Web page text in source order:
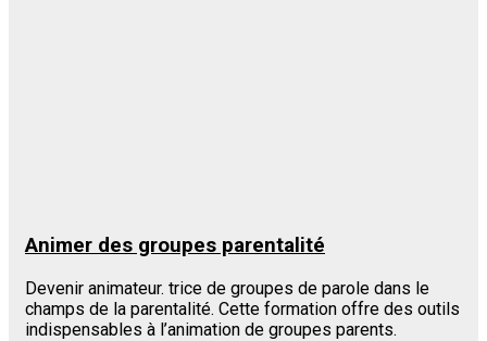
Animer des groupes parentalité
Devenir animateur. trice de groupes de parole dans le
champs de la parentalité. Cette formation offre des outils
indispensables à l’animation de groupes parents.